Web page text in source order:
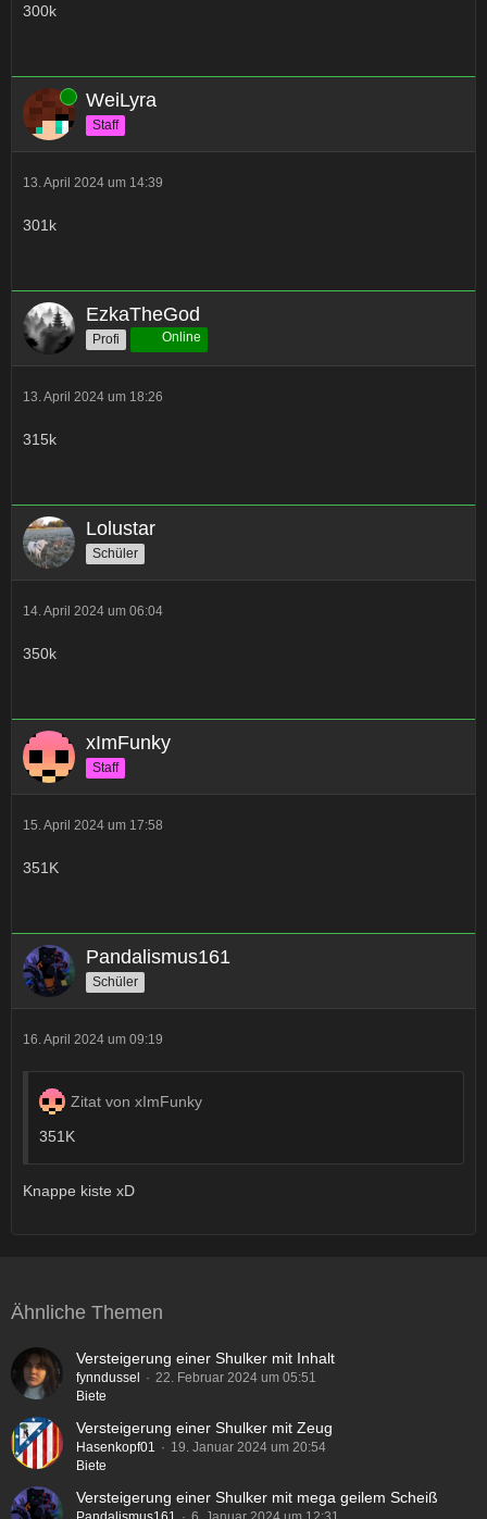
300k
Online WeiLyra
Staff
13. April 2024 um 14:39
301k
EzkaTheGod
Profi Online
13. April 2024 um 18:26
315k
Lolustar
Schüler
14. April 2024 um 06:04
350k
xImFunky
Staff
15. April 2024 um 17:58
351K
Pandalismus161
Schüler
16. April 2024 um 09:19
Zitat von xImFunky
351K
Knappe kiste xD
Ähnliche Themen
Versteigerung einer Shulker mit Inhalt
fynndussel
22. Februar 2024 um 05:51
Biete
Versteigerung einer Shulker mit Zeug
Hasenkopf01
19. Januar 2024 um 20:54
Biete
Versteigerung einer Shulker mit mega geilem Scheiß